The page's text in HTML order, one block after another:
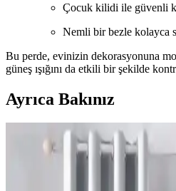
Çocuk kilidi ile güvenli
Nemli bir bezle kolayca
Bu perde, evinizin dekorasyonuna
güneş ışığını da etkili bir şekilde
Ayrıca Bakınız
Yatak Odası Perde Seçimi
Estetik ve Fonksiyonel